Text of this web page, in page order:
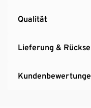
Qualität
Lieferung &